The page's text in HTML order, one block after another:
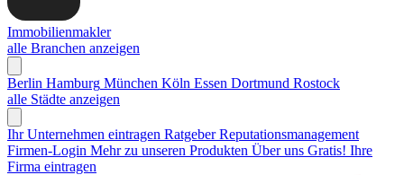
Immobilienmakler
alle Branchen anzeigen
Berlin Hamburg München Köln Essen Dortmund Rostock
alle Städte anzeigen
Ihr Unternehmen eintragen Ratgeber Reputationsmanagement
Firmen-Login Mehr zu unseren Produkten Über uns Gratis! Ihre
Firma eintragen